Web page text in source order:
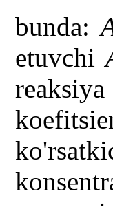
bunda:
etuvchi